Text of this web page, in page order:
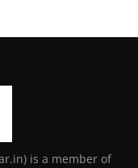
is a member of